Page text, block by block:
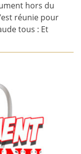
hors du
réunie pour
tous : Et